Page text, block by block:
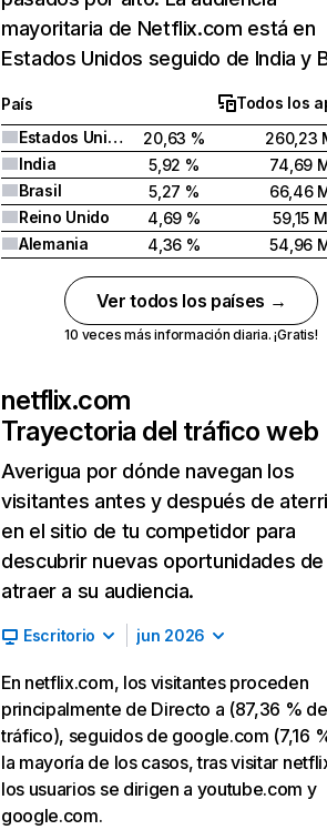
mayoritaria de Netflix.com está en
Estados Unidos seguido de India y
País
Todos los
Estados Unidos
20,63 %
260,23
India
5,92 %
74,69
Brasil
5,27 %
66,46
Reino Unido
4,69 %
59,15 M
Alemania
4,36 % 54,96
Ver todos los países →
10 veces más información diaria. ¡Gratis!
netflix.com
Trayectoria del tráfico web
Averigua por dónde navegan los
visitantes antes y después de
en el sitio de tu competidor para
descubrir nuevas oportunidades de
atraer a su audiencia.
Escritorio jun 2026
En netflix.com, los visitantes proceden
principalmente de Directo a (87,36 % de
tráfico), seguidos de google.com (7,16
la mayoría de los casos, tras visitar
los usuarios se dirigen a youtube.com y
google.com.